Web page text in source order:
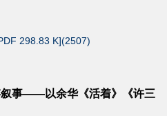
298.83 K](2507)
叙事——以余华《活着》《许三